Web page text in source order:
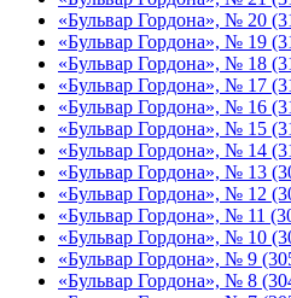
«Бульвар Гордона», № 20
«Бульвар Гордона», № 19
«Бульвар Гордона», № 18
«Бульвар Гордона», № 17
«Бульвар Гордона», № 16
«Бульвар Гордона», № 15
«Бульвар Гордона», № 14
«Бульвар Гордона», № 13
«Бульвар Гордона», № 12
«Бульвар Гордона», № 11
«Бульвар Гордона», № 10
«Бульвар Гордона», № 9
«Бульвар Гордона», № 8